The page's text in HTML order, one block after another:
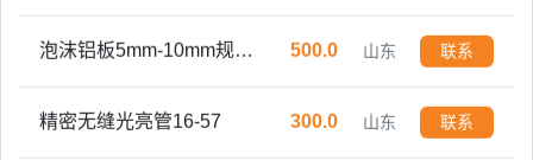
500.0 山东 联系
精密无缝光亮管16-57 300.0 山东 联系